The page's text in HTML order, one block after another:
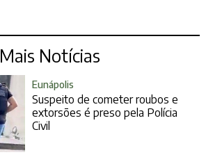
Mais Notícias
Eunápolis
Suspeito de cometer roubos e
extorsões é preso pela Polícia
Civil